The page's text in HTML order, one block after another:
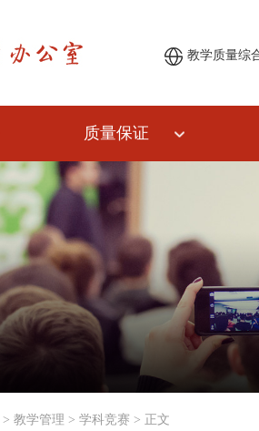
教学质量综
质量保证
> 教学管理 > 学科竞赛 > 正文